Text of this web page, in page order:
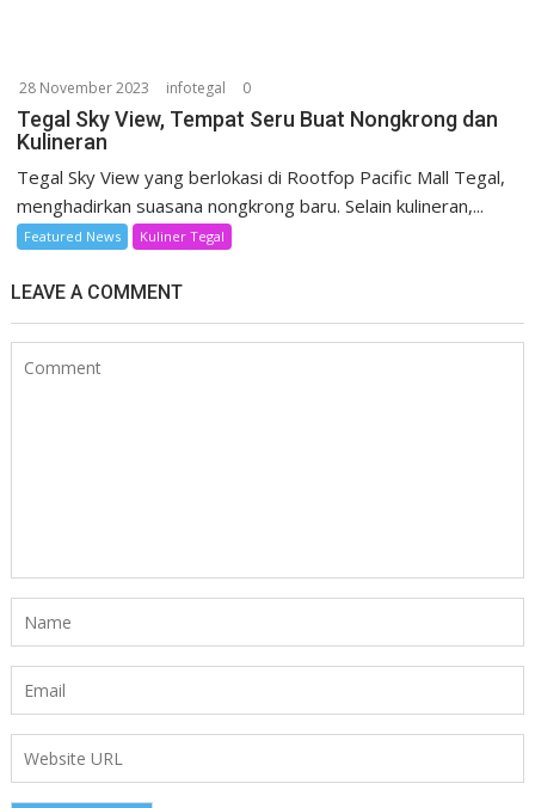
28 November 2023 infotegal 0
Tegal Sky View, Tempat Seru Buat Nongkrong dan
Kulineran
Tegal Sky View yang berlokasi di Rootfop Pacific Mall Tegal,
menghadirkan suasana nongkrong baru. Selain kulineran,...
Featured News Kuliner Tegal
LEAVE A COMMENT